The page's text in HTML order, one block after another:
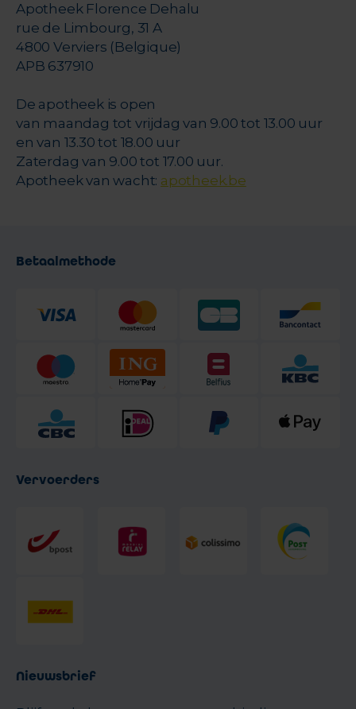
Apotheek Florence Dehalu
rue de Limbourg, 31 A
4800 Verviers (Belgique)
APB 637910
De apotheek is open
van maandag tot vrijdag van 9.00 tot 13.00 uur
en van 13.30 tot 18.00 uur
Zaterdag van 9.00 tot 17.00 uur.
Apotheek van wacht: apotheek.be
Betaalmethode
Vervoerders
Nieuwsbrief